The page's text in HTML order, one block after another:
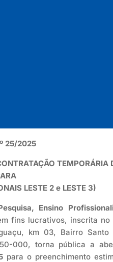
25/2025
TEMPORÁRIA
LESTE 2 e LESTE 3)
Ensino
fins lucrativos, inscrita no
km 03, Bairro Santo
000, torna pública a
para o preenchimento